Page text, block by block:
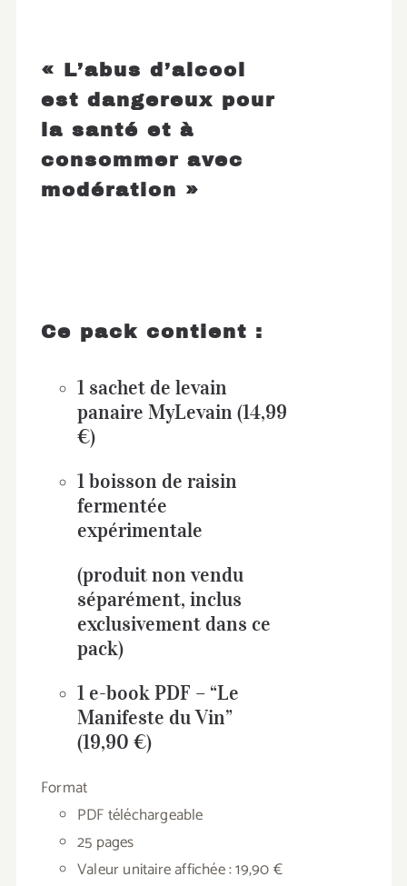
« L’abus d’alcool
est dangereux pour
la santé et à
consommer avec
modération »
Ce pack contient :
1 sachet de levain
panaire MyLevain (14,99
€)
1 boisson de raisin
fermentée
expérimentale
(produit non vendu
séparément, inclus
exclusivement dans ce
pack)
1 e-book PDF – “Le
Manifeste du Vin”
(19,90 €)
Format
PDF téléchargeable
25 pages
Valeur unitaire affichée : 19,90 €